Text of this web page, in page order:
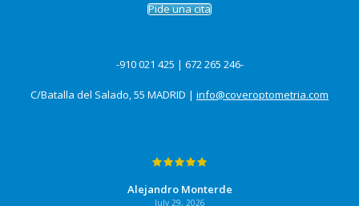
Pide una cita
-910 021 425 | 672 265 246-
C/Batalla del Salado, 55 MADRID | info@coveroptometria.com
Alejandro Monterde
July 29, 2026